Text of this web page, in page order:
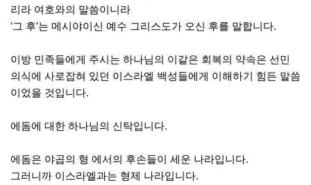
리라 여호와의 말씀이니라
‘그 후’는 메시야이신 예수 그리스도가 오신 후를 말합니다.
이방 민족들에게 주시는 하나님의 이같은 회복의 약속은 선민
의식에 사로잡혀 있던 이스라엘 백성들에게 이해하기 힘든 말씀
이었을 것입니다.
에돔에 대한 하나님의 신탁입니다.
에돔은 야곱의 형 에서의 후손들이 세운 나라입니다.
그러니까 이스라엘과는 형제 나라입니다.